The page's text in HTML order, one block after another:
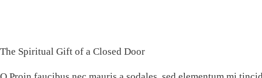
The Spiritual Gift of a Closed Door